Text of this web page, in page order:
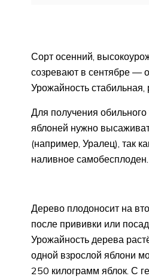
Сорт осенний,
созревают в сентябре —
Урожайность стабильная,
Для получения
яблоней нужно
(например, Уралец), так
наливное самобесплоден.
Дерево плодоносит на
после прививки или
Урожайность дерева
одной взрослой яблони
250 килограмм яблок. С